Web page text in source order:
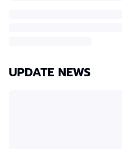
UPDATE NEWS